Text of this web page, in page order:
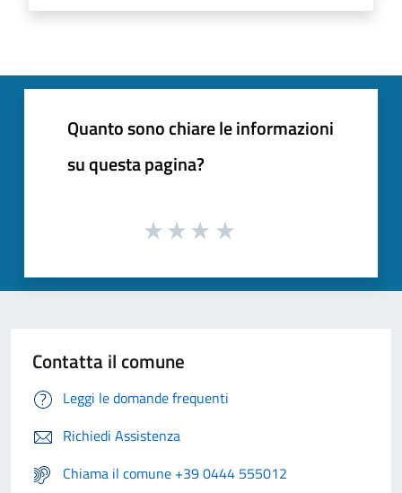
Quanto sono chiare le informazioni
su questa pagina?
Contatta il comune
Leggi le domande frequenti
Richiedi Assistenza
Chiama il comune +39 0444 555012